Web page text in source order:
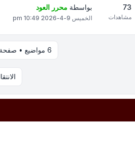
73
مشاهدات
بواسطة محرر العود
الخميس 9-4-2026 10:49 pm
6 مواضيع • صفحة